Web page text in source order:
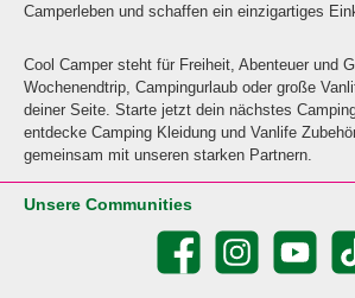
Camperleben und schaffen ein einzigartiges
Cool Camper steht für Freiheit, Abenteuer und
Wochenendtrip, Campingurlaub oder große
deiner Seite. Starte jetzt dein nächstes
entdecke Camping Kleidung und Vanlife
gemeinsam mit unseren starken Partnern.
Unsere Communities
Facebook Instagram YouTube